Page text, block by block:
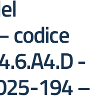
codice
-
194 –